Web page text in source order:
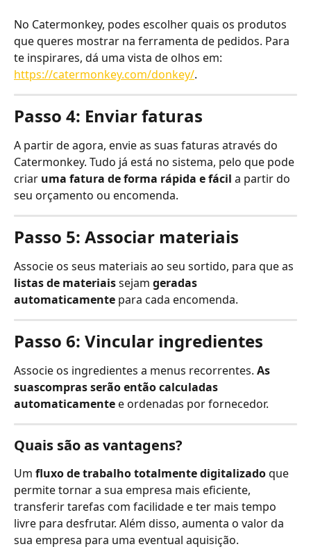
No Catermonkey, podes escolher quais os produtos
que queres mostrar na ferramenta de pedidos. Para
te inspirares, dá uma vista de olhos em:
https://catermonkey.com/donkey/.
Passo 4: Enviar faturas
A partir de agora, envie as suas faturas através do
Catermonkey. Tudo já está no sistema, pelo que pode
criar uma fatura de forma rápida e fácil a partir do
seu orçamento ou encomenda.
Passo 5: Associar materiais
Associe os seus materiais ao seu sortido, para que as
listas de materiais sejam geradas
automaticamente para cada encomenda.
Passo 6: Vincular ingredientes
Associe os ingredientes a menus recorrentes. As
suascompras serão então calculadas
automaticamente e ordenadas por fornecedor.
Quais são as vantagens?
Um fluxo de trabalho totalmente digitalizado que
permite tornar a sua empresa mais eficiente,
transferir tarefas com facilidade e ter mais tempo
livre para desfrutar. Além disso, aumenta o valor da
sua empresa para uma eventual aquisição.